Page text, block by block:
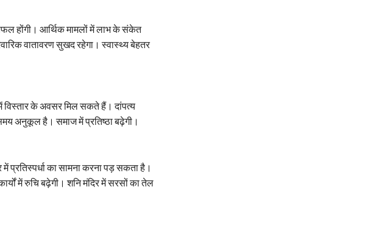
होंगी। आर्थिक मामलों में लाभ के संकेत
वातावरण सुखद रहेगा। स्वास्थ्य बेहतर
विस्तार के अवसर मिल सकते हैं। दांपत्य
अनुकूल है। समाज में प्रतिष्ठा बढ़ेगी।
का सामना करना पड़ सकता है।
में रुचि बढ़ेगी। शनि मंदिर में सरसों का तेल